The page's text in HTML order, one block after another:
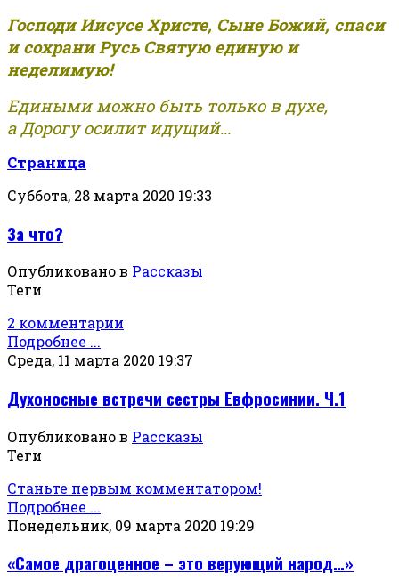
Господи Иисусе Христе, Сыне Божий, спаси
и сохрани Русь Святую единую и
неделимую!
Едиными можно быть только в духе,
а Дорогу осилит идущий...
Страница
Суббота, 28 марта 2020 19:33
За что?
Опубликовано в Рассказы
Теги
2 комментарии
Подробнее ...
Среда, 11 марта 2020 19:37
Духоносные встречи сестры Евфросинии. Ч.1
Опубликовано в Рассказы
Теги
Станьте первым комментатором!
Подробнее ...
Понедельник, 09 марта 2020 19:29
«Самое драгоценное – это верующий народ…»